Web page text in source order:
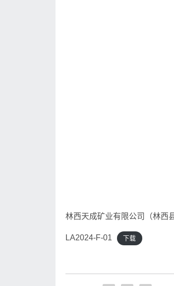
林西天成矿业有限公司（林西
LA2024-F-01 下载